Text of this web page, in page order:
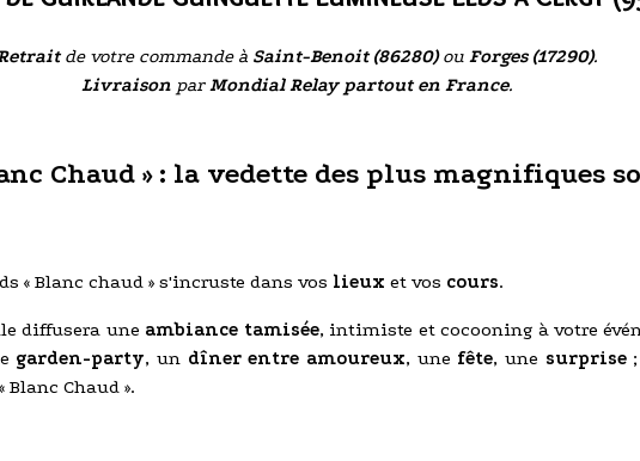
de votre commande à Saint-Benoit (86280)ou Forges (17290).
LivraisonparMondial Relay partout en France.
Chaud » : la vedette des plus magnifiques
« Blanc chaud » s'incruste dans vos lieux et vos cours.
diffusera une ambiance tamisée, intimiste et cocooning à votre
garden-party, un dîner entre amoureux, une fête, une surprise;
Chaud ».